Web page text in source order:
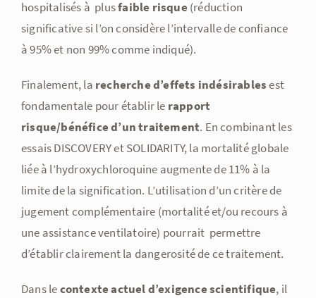
hospitalisés à plusfaible risque (réduction
significative si l’on considère l’intervalle de confiance
à 95% et non 99% comme indiqué).
Finalement, la recherche d’effets indésirablesest
fondamentale pour établir le rapport
risque/bénéfice d’un traitement. En combinant les
essais DISCOVERY et SOLIDARITY, la mortalité globale
liée à l’hydroxychloroquine augmente de 11% à la
limite de la signification. L’utilisation d’un critère de
jugement complémentaire (mortalité et/ou recours à
une assistance ventilatoire) pourrait permettre
d’établir clairement la dangerosité de ce traitement.
Dans lecontexte actuel d’exigence scientifique, il